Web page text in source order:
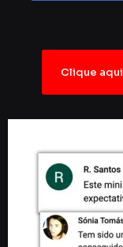
Clique